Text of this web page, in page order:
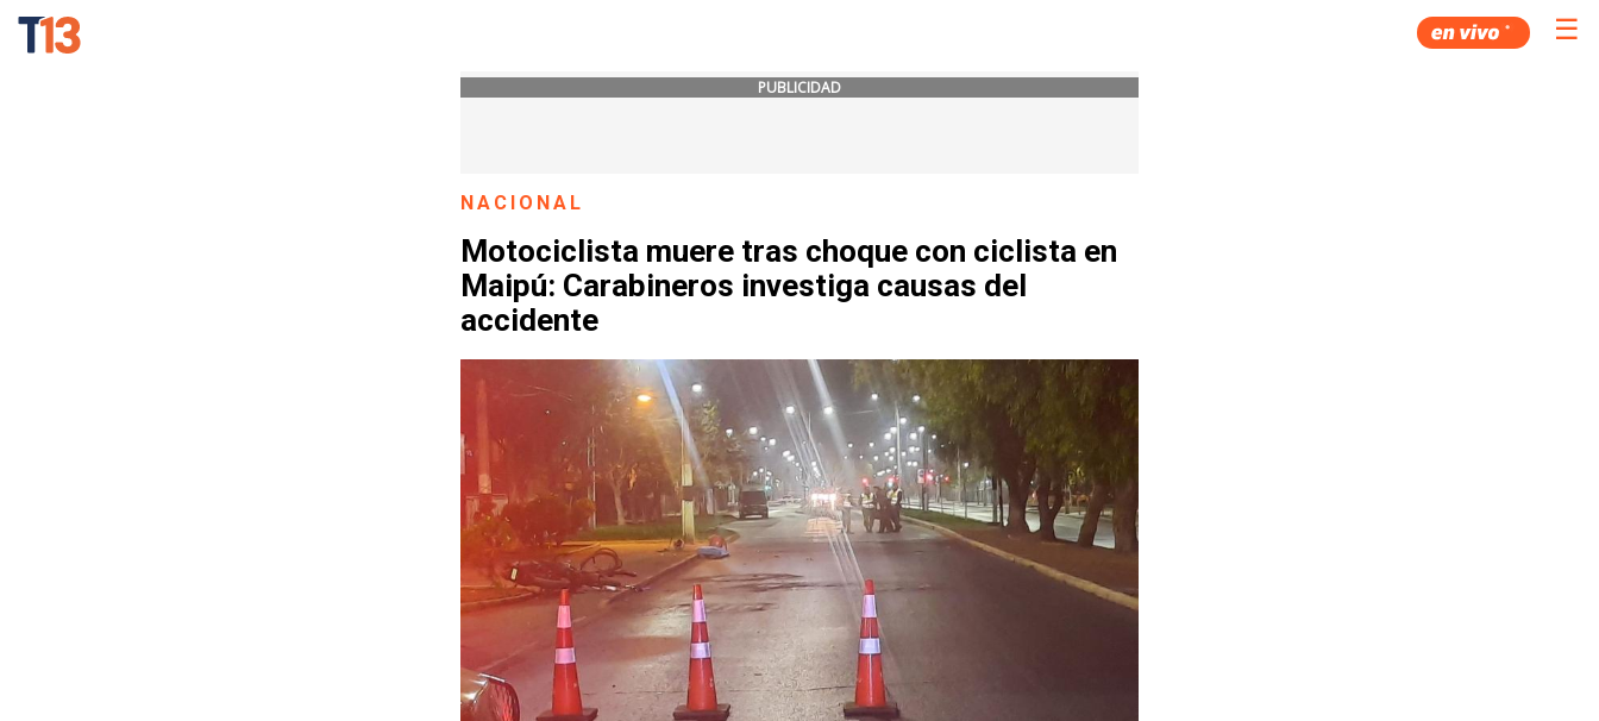
☰
PUBLICIDAD
NACIONAL
Motociclista muere tras choque con ciclista en
Maipú: Carabineros investiga causas del
accidente